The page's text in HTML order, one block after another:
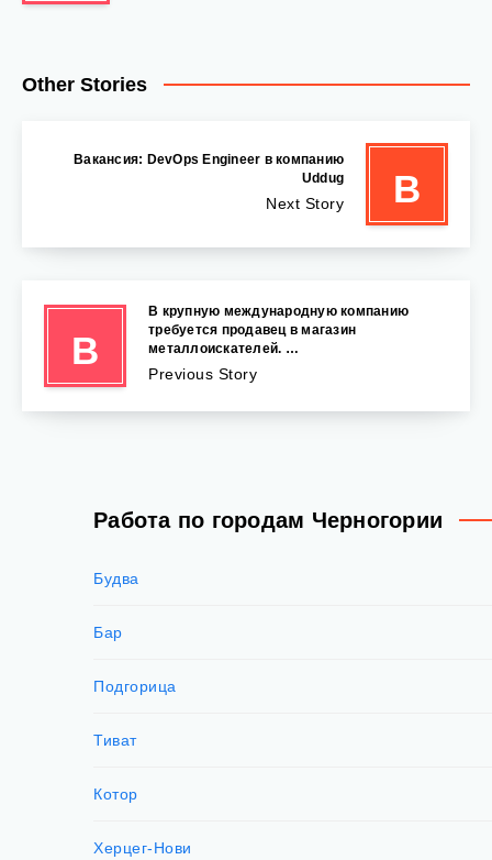
Other Stories
В
Вакансия: DevOps Engineer в компанию
Uddug
Next Story
В
В крупную международную компанию
требуется продавец в магазин
металлоискателей. …
Previous Story
Работа по городам Черногории
Будва
Бар
Подгорица
Тиват
Котор
Херцег-Нови